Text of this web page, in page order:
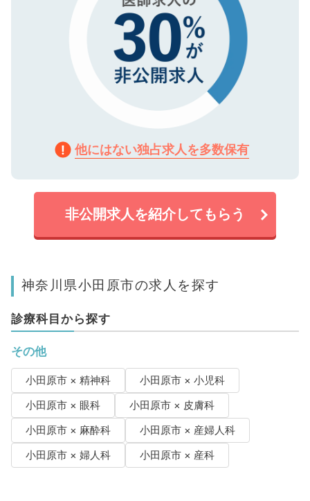
他にはない独占求人を多数保有
非公開求人を紹介してもらう
神奈川県小田原市の求人を探す
診療科目から探す
その他
小田原市 × 精神科
小田原市 × 小児科
小田原市 × 眼科
小田原市 × 皮膚科
小田原市 × 麻酔科
小田原市 × 産婦人科
小田原市 × 婦人科
小田原市 × 産科